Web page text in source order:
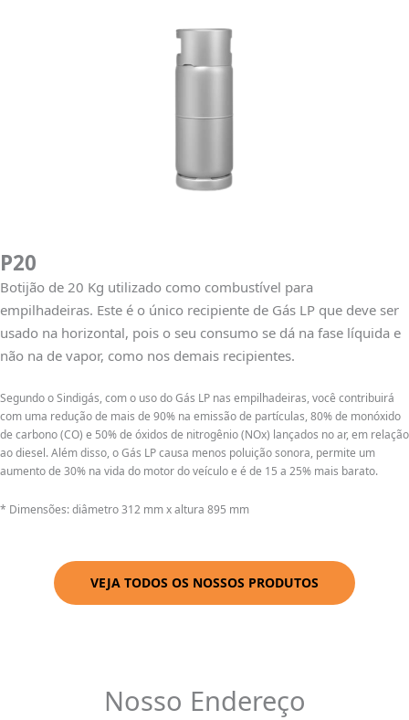
P20
Botijão de 20 Kg utilizado como combustível para
empilhadeiras. Este é o único recipiente de Gás LP que deve ser
usado na horizontal, pois o seu consumo se dá na fase líquida e
não na de vapor, como nos demais recipientes.
Segundo o Sindigás, com o uso do Gás LP nas empilhadeiras, você contribuirá
com uma redução de mais de 90% na emissão de partículas, 80% de monóxido
de carbono (CO) e 50% de óxidos de nitrogênio (NOx) lançados no ar, em relação
ao diesel. Além disso, o Gás LP causa menos poluição sonora, permite um
aumento de 30% na vida do motor do veículo e é de 15 a 25% mais barato.
* Dimensões: diâmetro 312 mm x altura 895 mm
VEJA TODOS OS NOSSOS PRODUTOS
Nosso Endereço